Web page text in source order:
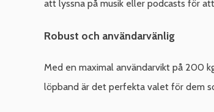
att lyssna på musik eller podcasts för
Robust och användarvänlig
Med en maximal användarvikt på 200
löpband är det perfekta valet för dem